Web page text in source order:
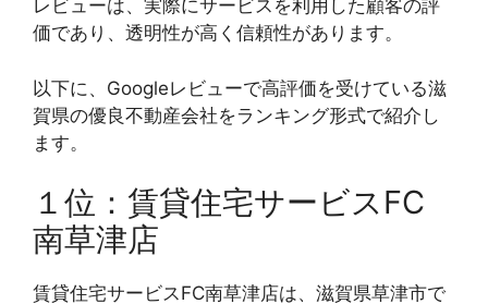
レビューは、実際にサービスを利用した顧客の評
価であり、透明性が高く信頼性があります。
以下に、Googleレビューで高評価を受けている滋
賀県の優良不動産会社をランキング形式で紹介し
ます。
１位：賃貸住宅サービスFC
南草津店
賃貸住宅サービスFC南草津店は、滋賀県草津市で